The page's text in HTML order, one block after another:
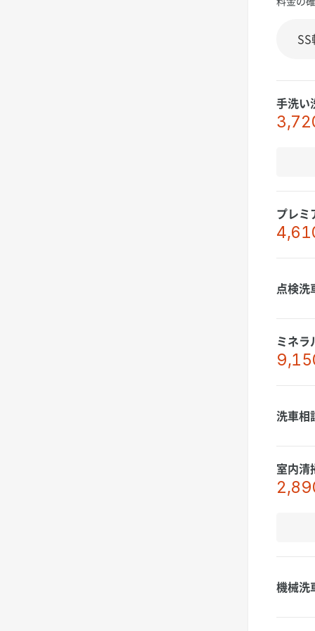
手洗い
プレミ
点検洗
ミネラ
洗車相
室内清
機械洗